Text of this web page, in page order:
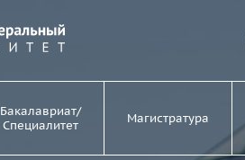
Бакалавриат/
Специалитет
Магистратура